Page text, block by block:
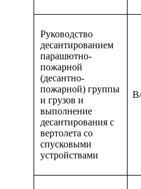
Руководство
десантированием
парашютно-
пожарной
(десантно-
пожарной) группы
и грузов и
выполнение
десантирования с
вертолета со
спусковыми
устройствами